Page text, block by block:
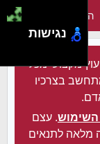
הירשם
מקצועי מכל
בצרכיו
השימוש. עצם
מלאה לתנאים
נגישות